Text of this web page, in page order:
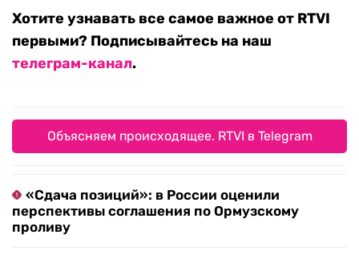
Хотите узнавать все самое важное от RTVI
первыми? Подписывайтесь на наш
телеграм-канал.
Объясняем происходящее. RTVI в Telegram
«Сдача позиций»: в России оценили
перспективы соглашения по Ормузскому
проливу